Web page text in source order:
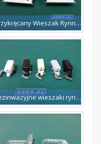
Przykręcany Wieszak Rynny Naokienny
Bezinwazyjne wieszaki rynny górnej - TWIST